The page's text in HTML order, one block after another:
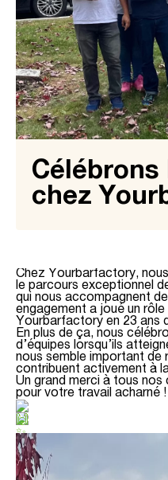
Célébrons
chez
Chez Yourbarfactory,
le parcours exceptionnel
qui nous accompagnent
engagement a joué un
Yourbarfactory en 23 ans
En plus de ça, nous
d’équipes lorsqu’ils
nous semble important de
contribuent activement à
Un grand merci à tous
pour votre travail acharné !